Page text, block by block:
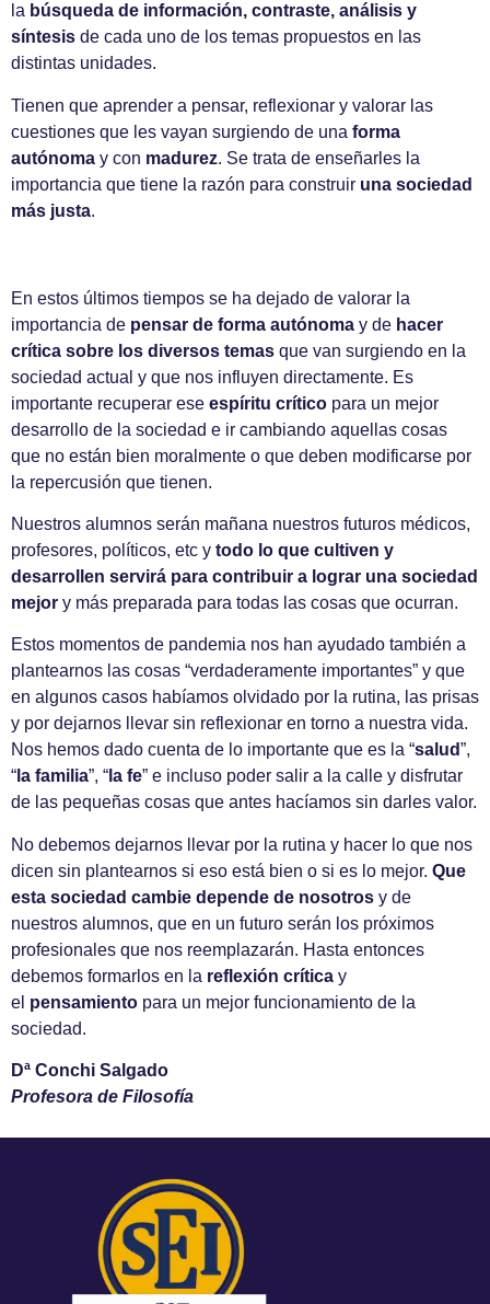
la búsqueda de información, contraste, análisis y
síntesis de cada uno de los temas propuestos en las
distintas unidades.
Tienen que aprender a pensar, reflexionar y valorar las
cuestiones que les vayan surgiendo de una forma
autónoma y con madurez. Se trata de enseñarles la
importancia que tiene la razón para construir una sociedad
más justa.
En estos últimos tiempos se ha dejado de valorar la
importancia de pensar de forma autónoma y de hacer
crítica sobre los diversos temas que van surgiendo en la
sociedad actual y que nos influyen directamente. Es
importante recuperar ese espíritu crítico para un mejor
desarrollo de la sociedad e ir cambiando aquellas cosas
que no están bien moralmente o que deben modificarse por
la repercusión que tienen.
Nuestros alumnos serán mañana nuestros futuros médicos,
profesores, políticos, etc y todo lo que cultiven y
desarrollen servirá para contribuir a lograr una sociedad
mejor y más preparada para todas las cosas que ocurran.
Estos momentos de pandemia nos han ayudado también a
plantearnos las cosas “verdaderamente importantes” y que
en algunos casos habíamos olvidado por la rutina, las prisas
y por dejarnos llevar sin reflexionar en torno a nuestra vida.
Nos hemos dado cuenta de lo importante que es la “salud”,
“ la familia”, “ la fe” e incluso poder salir a la calle y disfrutar
de las pequeñas cosas que antes hacíamos sin darles valor.
No debemos dejarnos llevar por la rutina y hacer lo que nos
dicen sin plantearnos si eso está bien o si es lo mejor. Que
esta sociedad cambie depende de nosotros y de
nuestros alumnos, que en un futuro serán los próximos
profesionales que nos reemplazarán. Hasta entonces
debemos formarlos en la reflexión crítica y
el pensamiento para un mejor funcionamiento de la
sociedad.
Dª Conchi Salgado
Profesora de Filosofía